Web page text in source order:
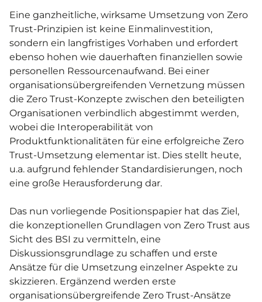
Eine ganzheitliche, wirksame Umsetzung von Zero
Trust-Prinzipien ist keine Einmalinvestition,
sondern ein langfristiges Vorhaben und erfordert
ebenso hohen wie dauerhaften finanziellen sowie
personellen Ressourcenaufwand. Bei einer
organisationsübergreifenden Vernetzung müssen
die Zero Trust-Konzepte zwischen den beteiligten
Organisationen verbindlich abgestimmt werden,
wobei die Interoperabilität von
Produktfunktionalitäten für eine erfolgreiche Zero
Trust-Umsetzung elementar ist. Dies stellt heute,
u.a. aufgrund fehlender Standardisierungen, noch
eine große Herausforderung dar.
Das nun vorliegende Positionspapier hat das Ziel,
die konzeptionellen Grundlagen von Zero Trust aus
Sicht des BSI zu vermitteln, eine
Diskussionsgrundlage zu schaffen und erste
Ansätze für die Umsetzung einzelner Aspekte zu
skizzieren. Ergänzend werden erste
organisationsübergreifende Zero Trust-Ansätze